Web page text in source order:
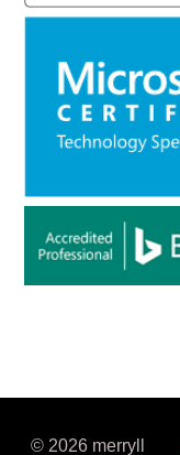
© 2026 merryll